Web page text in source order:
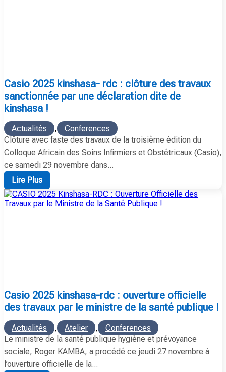
casio 2025 kinshasa- rdc : clôture des travaux
sanctionnée par une déclaration dite de
kinshasa !
Actualités ,
Conferences
Clôture avec faste des travaux de la troisième édition du
Colloque Africain des Soins Infirmiers et Obstétricaux (Casio),
ce samedi 29 novembre dans...
Lire Plus
casio 2025 kinshasa-rdc : ouverture officielle
des travaux par le ministre de la santé publique !
Actualités , Atelier ,
Conferences
Le ministre de la santé publique hygiène et prévoyance
sociale, Roger KAMBA, a procédé ce jeudi 27 novembre à
l’ouverture officielle de la...